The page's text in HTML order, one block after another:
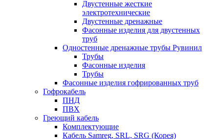
Двустенные жесткие
электротехнические
Двустенные дренажные
Фасонные изделия для двустенных
труб
Одностенные дренажные трубы Рувинил
Трубы
Фасонные изделия
Трубы
Фасонные изделия гофрированных труб
Гофрокабель
ПНД
ПВХ
Греющий кабель
Комплектующие
Кабель Samreg, SRL, SRG (Корея)